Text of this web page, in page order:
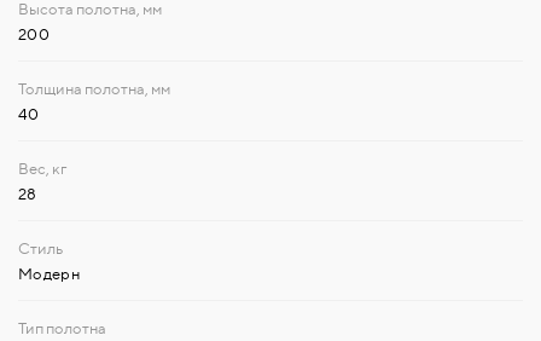
200
40
28
Модерн